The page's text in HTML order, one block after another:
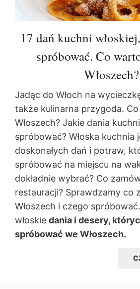
17 dań kuchni
spróbować. Co
Włoszech?
Jadąc do Włoch na
także kulinarna przygoda.
Włoszech? Jakie dania
spróbować? Włoska kuchnia
doskonałych dań i potraw,
spróbować na miejscu na
dokładnie wybrać? Co
restauracji? Sprawdzamy co
Włoszech i czego
włoskie dania i desery,
spróbować we Włoszech.